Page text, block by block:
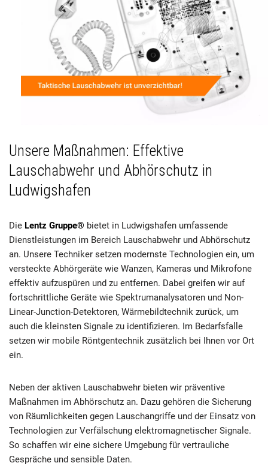
Unsere Maßnahmen: Effektive
Lauschabwehr und Abhörschutz in
Ludwigshafen
Die Lentz Gruppe® bietet in Ludwigshafen umfassende
Dienstleistungen im Bereich Lauschabwehr und Abhörschutz
an. Unsere Techniker setzen modernste Technologien ein, um
versteckte Abhörgeräte wie Wanzen, Kameras und Mikrofone
effektiv aufzuspüren und zu entfernen. Dabei greifen wir auf
fortschrittliche Geräte wie Spektrumanalysatoren und Non-
Linear-Junction-Detektoren, Wärmebildtechnik zurück, um
auch die kleinsten Signale zu identifizieren. Im Bedarfsfalle
setzen wir mobile Röntgentechnik zusätzlich bei Ihnen vor Ort
ein.
Neben der aktiven Lauschabwehr bieten wir präventive
Maßnahmen im Abhörschutz an. Dazu gehören die Sicherung
von Räumlichkeiten gegen Lauschangriffe und der Einsatz von
Technologien zur Verfälschung elektromagnetischer Signale.
So schaffen wir eine sichere Umgebung für vertrauliche
Gespräche und sensible Daten.